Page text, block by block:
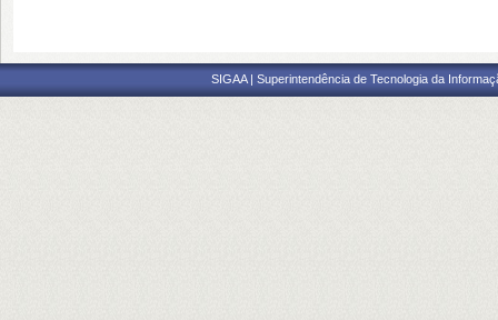
SIGAA | Superintendência de Tecnologia da